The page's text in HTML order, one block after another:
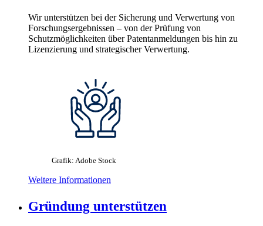
Wir unterstützen bei der Sicherung und Verwertung von
Forschungsergebnissen – von der Prüfung von
Schutzmöglichkeiten über Patentanmeldungen bis hin zu
Lizenzierung und strategischer Verwertung.
Grafik: Adobe Stock
Weitere Informationen
Gründung unterstützen